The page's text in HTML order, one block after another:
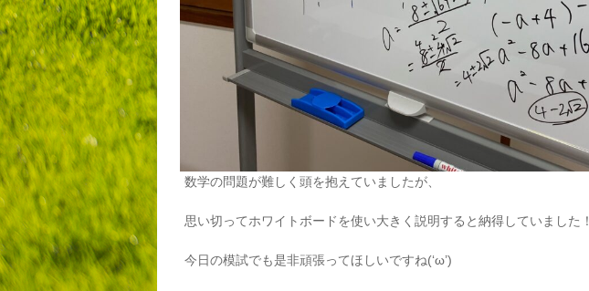
数学の問題が難しく頭を抱えていましたが、
思い切ってホワイトボードを使い大きく説明すると納得していました！
今日の模試でも是非頑張ってほしいですね(‘ω’)